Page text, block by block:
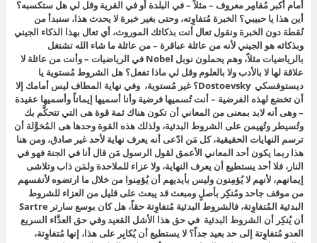
أمام أكبر مُقامِر معروف – مثلاً – في البلدة أو في القرية وقل لي هل ستكسبه؟
أين هذا يا حبيبي؟ الخبرة مُتفاوِته، وحتى بغير خبرة لا يحدث هذا، سنبدأ من
نُقطة دون الخبرة ونقول تعال أنت بذكائك الموروث، أي تعال بهذا الذكاء الجيني
وبذكائه هو الجيني لأنه من عائلة عباقرة – من عائلة ما شاء الله تشتغل
بالرياضيات مثلاً، وهم يحملون نوبل Nobel في الرياضيات – وأنت من عائلة لا
علاقة لها لا بالأدب ولا بالعلوم وقل لي ماذا تفعل؟ هل الشروط مُستوية يا
ديستوفسكي Dostoevsky؟ غير مُستوية، وفي نهاية المطاف ليس أمامك إلا
أن تخضع لهذه الفرضية – أنت تُسميها فرضية وأنا أسميها إيماناً وأسميها عقيدة
– وهى أنه لابد بمعنى من المعاني أن تكون هناك ثمة قوة هى التي تتحكَّم بك
وتُسيطر وتُهيمن على الشروط البدئية، ولذلك هذه القوة وحدها هى المُخوَّلة أن
ترسم النهايات الحقيقية، كل مَن ادّعى أنه يعرف نهاية لأحد غير صادق، ومن هنا
هذا ربما يكون أحد المعاني الأعمق لقول الرسول مَن قال أنا في الجنة فهو في
النار، فلا أحد يستطيع أن يعرف النهاية، ولا عزاء للملاحدة ولمَن ذاب وتلاشى
إيمانهم، لأنهم لا يُؤمِنون وليس بأيديهم أن يُؤمِنوا من خلال ما ارتضوه لأنفسهم
من موقف جاحد ومُنكِر بأصلٍ ومبعث قد يبعث على قليل من العزاء للشروط
البدئية المُتفاوِتة، فالشروط البدئية مُتفاوِتة حقاً، هل كان بوسع سارتر Sartre
أن يُنكِر أن الشروط البدئية في حق هذا الأشل القعيد وفي حق العدَّاء السريع
العدو مُتفاوِتة إلى حد بعيد جداً؟ لا يستطيع أن يُكابِر على هذا، إنها مُتفاوِتة،